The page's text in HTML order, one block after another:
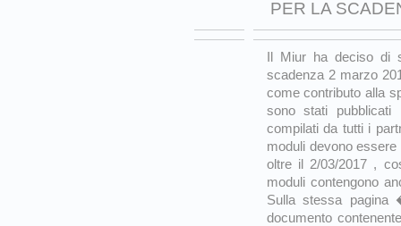
PER LA
Il Miur ha deciso di
scadenza 2 marzo
come contributo alla
sono stati
compilati da tutti i
moduli devono
oltre il 2/03/2017 ,
moduli contengono
Sulla stessa
documento